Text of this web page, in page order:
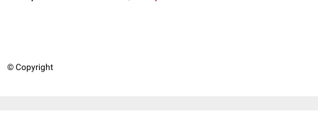
© Copyright